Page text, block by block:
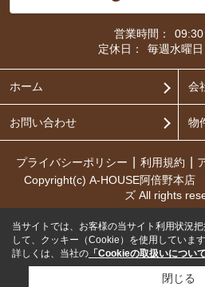
営業時間：
定休日：
毎週水曜
ホーム 会
お問い合わせ 物
プライバシーポリシー 利用規約
Copyright(c) A-HOUSE阿倍野本店
ズ All rights
当サイトでは、お客様の当サイト利用状況
して、クッキー（Cookie）を使用しています
詳しくは、当社の 「Cookieの取扱いについて
閉じる